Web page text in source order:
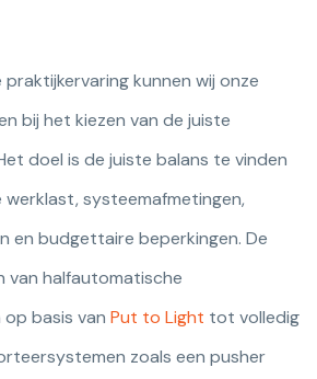
kunnen wij onze
bij het kiezen van de juiste
doel is de juiste balans te vinden
werklast, systeemafmetingen,
en budgettaire beperkingen. De
van halfautomatische
basis van Put to Light tot volledig
zoals een pusher